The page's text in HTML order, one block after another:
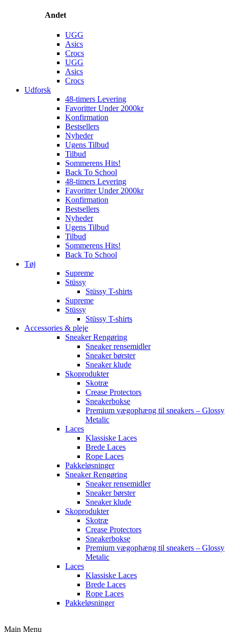
Andet
UGG
Asics
Crocs
UGG
Asics
Crocs
Udforsk
48-timers Levering
Favoritter Under 2000kr
Konfirmation
Bestsellers
Nyheder
Ugens Tilbud
Tilbud
Sommerens Hits!
Back To School
48-timers Levering
Favoritter Under 2000kr
Konfirmation
Bestsellers
Nyheder
Ugens Tilbud
Tilbud
Sommerens Hits!
Back To School
Tøj
Supreme
Stüssy
Stüssy T-shirts
Supreme
Stüssy
Stüssy T-shirts
Accessories & pleje
Sneaker Rengøring
Sneaker rensemidler
Sneaker børster
Sneaker klude
Skoprodukter
Skotræ
Crease Protectors
Sneakerbokse
Premium vægophæng til sneakers – Glossy
Metalic
Laces
Klassiske Laces
Brede Laces
Rope Laces
Pakkeløsninger
Sneaker Rengøring
Sneaker rensemidler
Sneaker børster
Sneaker klude
Skoprodukter
Skotræ
Crease Protectors
Sneakerbokse
Premium vægophæng til sneakers – Glossy
Metalic
Laces
Klassiske Laces
Brede Laces
Rope Laces
Pakkeløsninger
Main Menu